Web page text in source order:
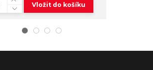
Vložit do košíku